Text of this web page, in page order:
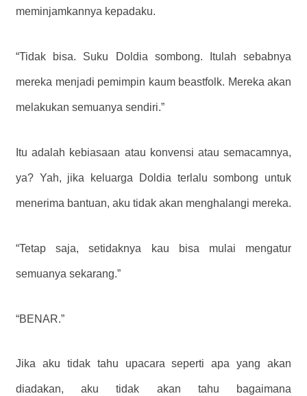
meminjamkannya kepadaku.
“Tidak bisa. Suku Doldia sombong. Itulah sebabnya
mereka menjadi pemimpin kaum beastfolk. Mereka akan
melakukan semuanya sendiri.”
Itu adalah kebiasaan atau konvensi atau semacamnya,
ya? Yah, jika keluarga Doldia terlalu sombong untuk
menerima bantuan, aku tidak akan menghalangi mereka.
“Tetap saja, setidaknya kau bisa mulai mengatur
semuanya sekarang.”
“BENAR.”
Jika aku tidak tahu upacara seperti apa yang akan
diadakan, aku tidak akan tahu bagaimana